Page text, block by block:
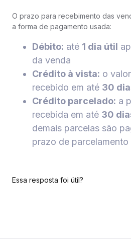
O prazo para recebimento das
a forma de pagamento usada:
Débito: até 1 dia útil
da venda
Crédito à vista: o
recebido em até 30
Crédito parcelado: a
recebida em até 30
demais parcelas são
prazo de
Essa resposta foi útil?